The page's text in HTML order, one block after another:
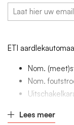
ETI
Nom.
Nom.
Breedte in
Lees meer